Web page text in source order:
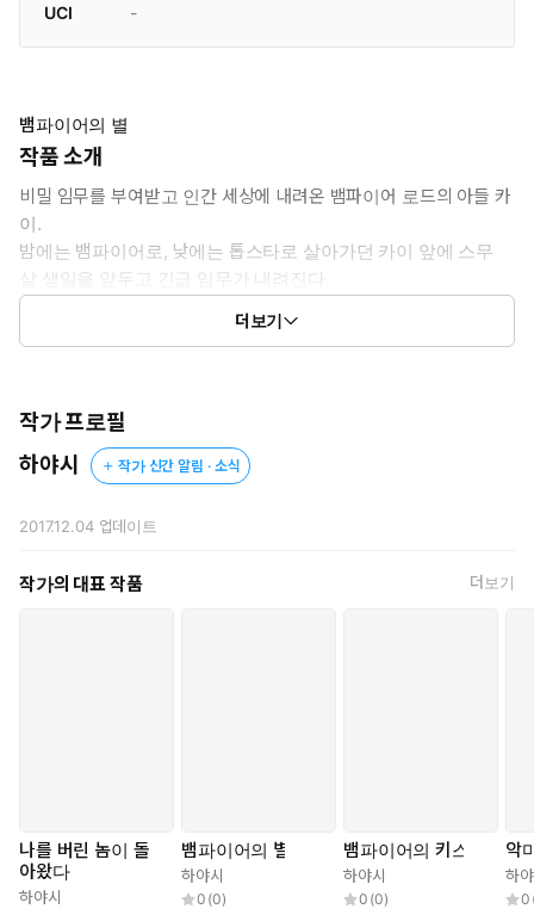
UCI
-
뱀파이어의 별
작품 소개
비밀 임무를 부여받고 인간 세상에 내려온 뱀파이어 로드의 아들 카
이.
밤에는 뱀파이어로, 낮에는 톱스타로 살아가던 카이 앞에 스무
살 생일을 앞두고 긴급 임무가 내려진다.
인간 세상으로 가출한 말괄량이 뱀파이어 공주 린을 찾아 무사 귀환
더보기
작가 프로필
하야시
작가 신간 알림 · 소식
2017.12.04업데이트
작가의 대표 작품 더보기
나를 버린 놈이 돌
아왔다
하야시
뱀파이어의 별
하야시
0 (0)
뱀파이어의 키스
하야시
0 (0)
악
하
0